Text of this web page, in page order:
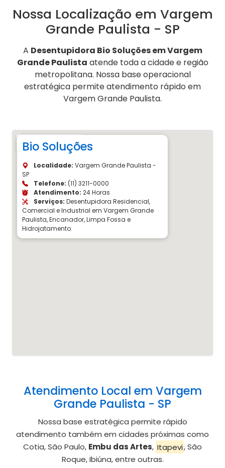
Nossa Localização em Vargem
Grande Paulista - SP
A Desentupidora Bio Soluções em Vargem
Grande Paulista atende toda a cidade e região
metropolitana. Nossa base operacional
estratégica permite atendimento rápido em
Vargem Grande Paulista.
Bio Soluções
Localidade: Vargem Grande Paulista -
SP
Telefone: (11) 3211-0000
Atendimento: 24 Horas
Serviços: Desentupidora Residencial,
Comercial e Industrial em Vargem Grande
Paulista, Encanador, Limpa Fossa e
Hidrojatamento.
Atendimento Local em Vargem
Grande Paulista - SP
Nossa base estratégica permite rápido
atendimento também em cidades próximas como
Cotia, São Paulo, Embu das Artes, Itapevi, São
Roque, Ibiúna, entre outras.